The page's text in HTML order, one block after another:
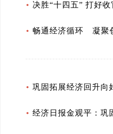
决胜“十四五” 打好
畅通经济循环 凝聚
巩固拓展经济回升向
经济日报金观平：巩